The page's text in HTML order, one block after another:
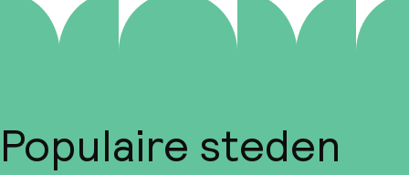
Populaire steden